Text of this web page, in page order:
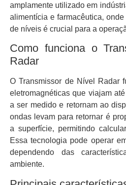
amplamente utilizado em
alimentícia e farmacêutica,
de níveis é crucial para a
Como funciona o
Radar
O Transmissor de Nível Radar
eletromagnéticas que viajam
a ser medido e retornam ao
ondas levam para retornar é
a superfície, permitindo
Essa tecnologia pode operar
dependendo das
ambiente.